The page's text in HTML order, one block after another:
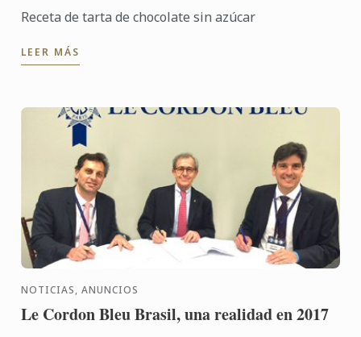
Receta de tarta de chocolate sin azúcar
LEER MÁS
NOTICIAS, ANUNCIOS
Le Cordon Bleu Brasil, una realidad en 2017